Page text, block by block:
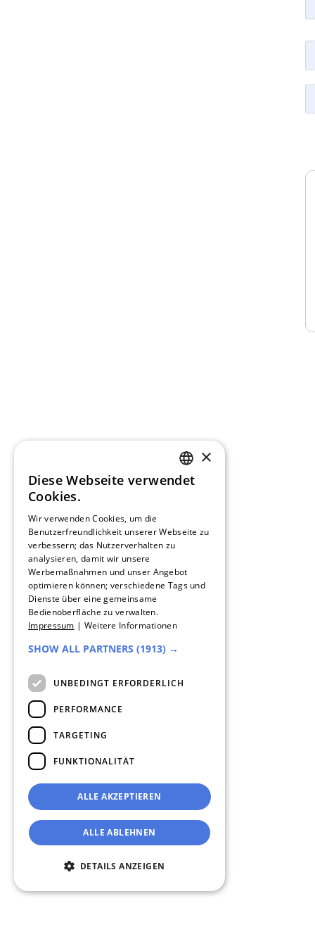
GERMAN
DUTCH
×
Diese Webseite verwendet
Cookies.
Wir verwenden Cookies, um die
Benutzerfreundlichkeit unserer Webseite zu
verbessern; das Nutzerverhalten zu
analysieren, damit wir unsere
Werbemaßnahmen und unser Angebot
optimieren können; verschiedene Tags und
Dienste über eine gemeinsame
Bedienoberfläche zu verwalten.
Impressum | Weitere Informationen
SHOW ALL PARTNERS (1913) →
UNBEDINGT ERFORDERLICH
PERFORMANCE
TARGETING
FUNKTIONALITÄT
ALLE AKZEPTIEREN
ALLE ABLEHNEN
DETAILS ANZEIGEN